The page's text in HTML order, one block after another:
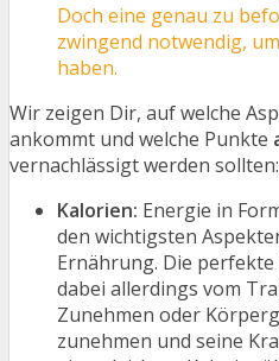
Doch eine genau zu
zwingend notwendig,
haben.
Wir zeigen Dir, auf welche
ankommt und welche Punkte
vernachlässigt werden sollten:
Kalorien: Energie in
den wichtigsten
Ernährung. Die
dabei allerdings vom
Zunehmen oder
zunehmen und seine